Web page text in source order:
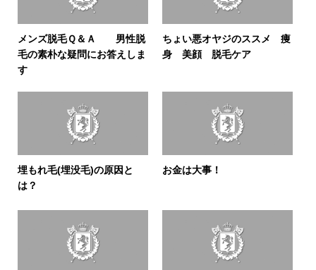
メンズ脱毛Ｑ＆Ａ 男性脱
毛の素朴な疑問にお答えしま
す
ちょい悪オヤジのススメ 痩
身 美顔 脱毛ケア
埋もれ毛(埋没毛)の原因と
は？
お金は大事！